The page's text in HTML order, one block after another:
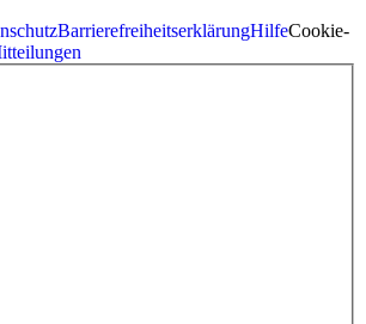
BarrierefreiheitserklärungHilfeCookie-